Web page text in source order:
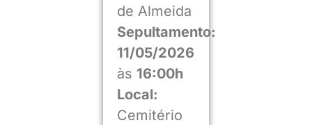
de Almeida
Sepultamento:
11/05/2026
às 16:00h
Local:
Cemitério